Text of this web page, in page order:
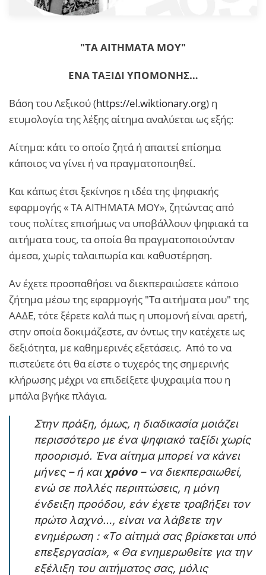
"ΤΑ ΑΙΤΗΜΑΤΑ ΜΟΥ"
ΕΝΑ ΤΑΞΙΔΙ ΥΠΟΜΟΝΗΣ…
Βάση του Λεξικού (https://el.wiktionary.org) η
ετυμολογία της λέξης αίτημα αναλύεται ως εξής:
Αίτημα: κάτι το οποίο ζητά ή απαιτεί επίσημα
κάποιος να γίνει ή να πραγματοποιηθεί.
Και κάπως έτσι ξεκίνησε η ιδέα της ψηφιακής
εφαρμογής « ΤΑ ΑΙΤΗΜΑΤΑ ΜΟΥ», ζητώντας από
τους πολίτες επισήμως να υποβάλλουν ψηφιακά τα
αιτήματα τους, τα οποία θα πραγματοποιούνταν
άμεσα, χωρίς ταλαιπωρία και καθυστέρηση.
Αν έχετε προσπαθήσει να διεκπεραιώσετε κάποιο
ζήτημα μέσω της εφαρμογής "Τα αιτήματα μου" της
ΑΑΔΕ, τότε ξέρετε καλά πως η υπομονή είναι αρετή,
στην οποία δοκιμάζεστε, αν όντως την κατέχετε ως
δεξιότητα, με καθημερινές εξετάσεις. Από το να
πιστεύετε ότι θα είστε ο τυχερός της σημερινής
κλήρωσης μέχρι να επιδείξετε ψυχραιμία που η
μπάλα βγήκε πλάγια.
Στην πράξη, όμως, η διαδικασία μοιάζει
περισσότερο με ένα ψηφιακό ταξίδι χωρίς
προορισμό. Ένα αίτημα μπορεί να κάνει
μήνες – ή και χρόνο– να διεκπεραιωθεί,
ενώ σε πολλές περιπτώσεις, η μόνη
ένδειξη προόδου, εάν έχετε τραβήξει τον
πρώτο λαχνό…, είναι να λάβετε την
ενημέρωση : «Το αίτημά σας βρίσκεται υπό
επεξεργασία», « Θα ενημερωθείτε για την
εξέλιξη του αιτήματος σας, μόλις